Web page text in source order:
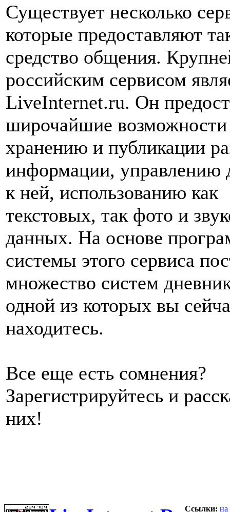
Существует несколько
которые предоставляют
средство общения.
российским сервисом
LiveInternet.ru. Он
широчайшие
хранению и публикации
информации, управлению
к ней, использованию как
текстовых, так фото и
данных. На основе
системы этого сервиса
множество систем
одной из которых вы
находитесь.
Все еще есть сомнения?
Зарегистрируйтесь и
них!
Ссылки: на